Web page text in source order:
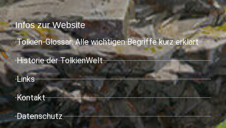
Infos zur Website
Tolkien-Glossar: Alle wichtigen Begriffe kurz erklärt
Historie der TolkienWelt
Links
Kontakt
Datenschutz